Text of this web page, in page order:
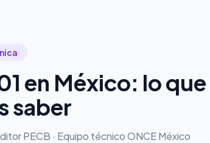
en México: lo que
saber
PECB · Equipo técnico ONCE México